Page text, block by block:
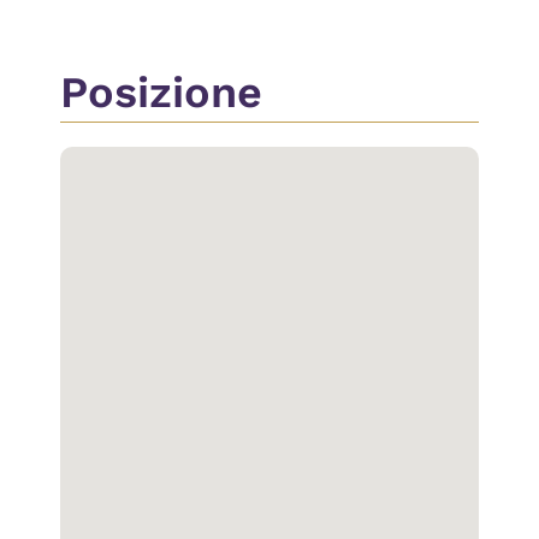
Posizione